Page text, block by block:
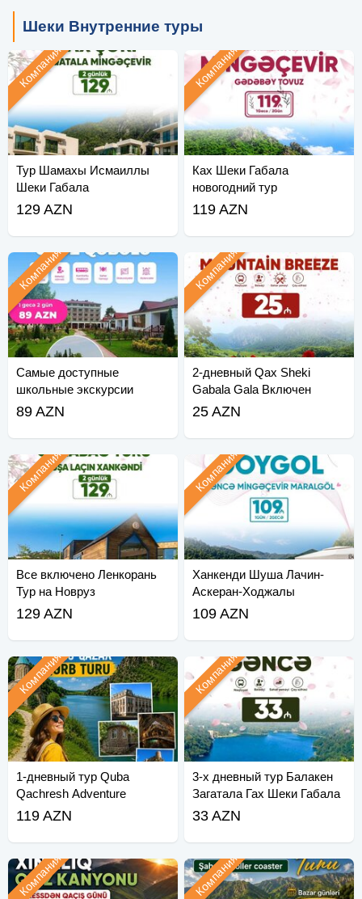
Шеки Внутренние туры
Тур Шамахы Исмаиллы
Шеки Габала
Компания
129 AZN
Ках Шеки Габала
новогодний тур
Компания
119 AZN
Самые доступные
школьные экскурсии
Компания
89 AZN
2-дневный Qax Sheki
Gabala Gala Включен
новогодний тур
Компания
25 AZN
Все включено Ленкорань
Тур на Новруз
Компания
129 AZN
Ханкенди Шуша Лачин-
Аскеран-Ходжалы
Зангилан Тур
Компания
109 AZN
1-дневный тур Quba
Qachresh Adventure
Компания
119 AZN
3-х дневный тур Балакен
Загатала Гах Шеки Габала
☺
Компания
33 AZN
Компания Компания